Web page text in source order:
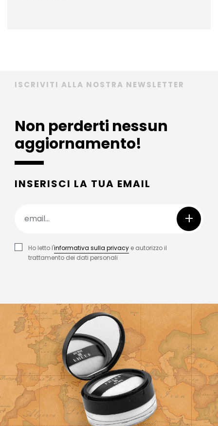
ISCRIVITI ALLA NOSTRA NEWSLETTER
Non perderti nessun
aggiornamento!
INSERISCI LA TUA EMAIL
+
Ho letto l'informativa sulla privacy e autorizzo il
trattamento dei dati personali